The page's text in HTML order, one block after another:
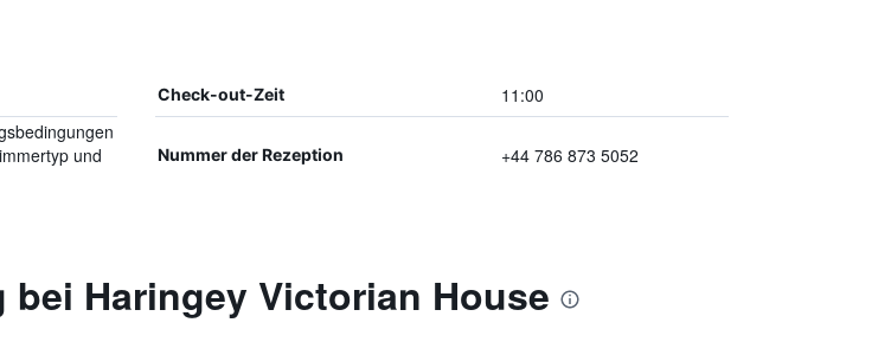
Check-out-Zeit 11:00
und
Nummer der Rezeption +44 786 873 5052
Haringey Victorian House